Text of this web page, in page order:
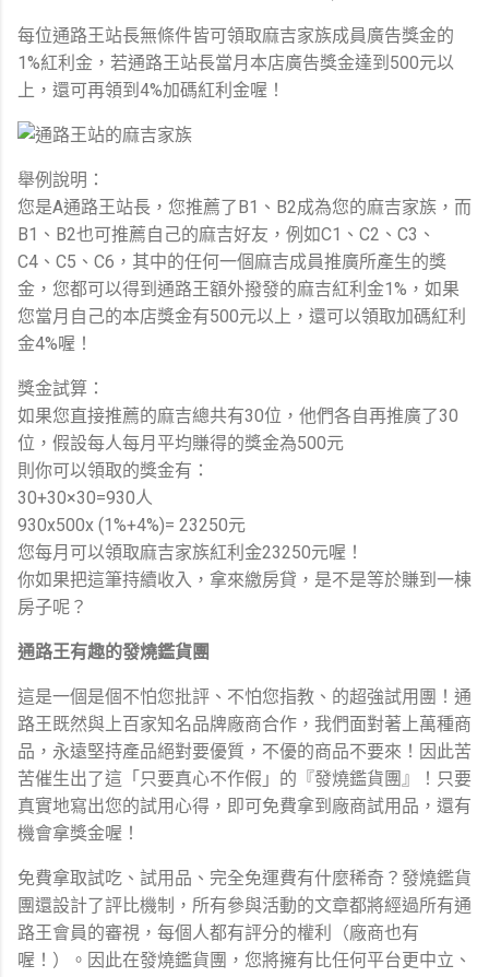
每位通路王站長無條件皆可領取麻吉家族成員廣告獎金的
1%紅利金，若通路王站長當月本店廣告獎金達到500元以
上，還可再領到4%加碼紅利金喔！
舉例說明：
您是A通路王站長，您推薦了B1、B2成為您的麻吉家族，而
B1、B2也可推薦自己的麻吉好友，例如C1、C2、C3、
C4、C5、C6，其中的任何一個麻吉成員推廣所產生的獎
金，您都可以得到通路王額外撥發的麻吉紅利金1%，如果
您當月自己的本店獎金有500元以上，還可以領取加碼紅利
金4%喔！
獎金試算：
如果您直接推薦的麻吉總共有30位，他們各自再推廣了30
位，假設每人每月平均賺得的獎金為500元
則你可以領取的獎金有：
30+30×30=930人
930x500x (1%+4%)= 23250元
您每月可以領取麻吉家族紅利金23250元喔！
你如果把這筆持續收入，拿來繳房貸，是不是等於賺到一棟
房子呢？
通路王有趣的發燒鑑貨團
這是一個是個不怕您批評、不怕您指教、的超強試用團！通
路王既然與上百家知名品牌廠商合作，我們面對著上萬種商
品，永遠堅持產品絕對要優質，不優的商品不要來！因此苦
苦催生出了這「只要真心不作假」的『發燒鑑貨團』！只要
真實地寫出您的試用心得，即可免費拿到廠商試用品，還有
機會拿獎金喔！
免費拿取試吃、試用品、完全免運費有什麼稀奇？發燒鑑貨
團還設計了評比機制，所有參與活動的文章都將經過所有通
路王會員的審視，每個人都有評分的權利（廠商也有
喔！）。因此在發燒鑑貨團，您將擁有比任何平台更中立、